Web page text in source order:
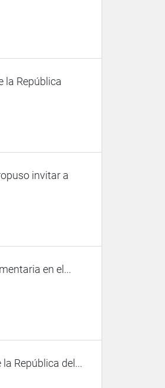
la República
invitar a
en el...
República del...